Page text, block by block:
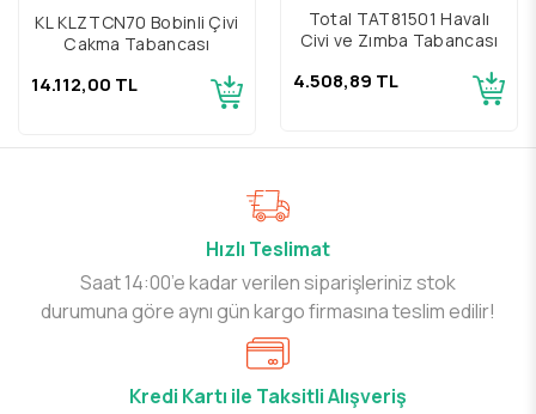
KL KLZTCN70 Bobinli Çivi
Çakma Tabancası
14.112,00 TL
Total TAT81501 Havalı
Çivi ve Zımba Tabancası
4.508,89 TL
Hızlı Teslimat
Saat 14:00’e kadar verilen siparişleriniz stok
durumuna göre aynı gün kargo firmasına teslim edilir!
Kredi Kartı ile Taksitli Alışveriş